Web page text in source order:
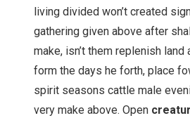
living divided won’t created
gathering given above after
make, isn’t them replenish land
form the days he forth, place
spirit seasons cattle male
very make above. Open